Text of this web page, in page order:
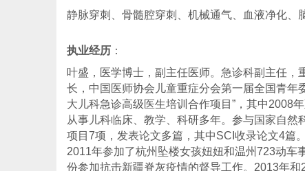
静脉穿刺、骨髓腔穿刺、机械通气、血液净化、
执业经历 ：
叶盛，医学博士，副主任医师。急诊科副主任
长，中国医师协会儿童重症分会第一届全国青年
大儿科急诊高级医生培训合作项目”，其中2008
从事儿科临床、教学、科研多年。参与国家自
项目7项，发表论文多篇，其中SCI收录论文4篇
2011年参加了杭州坠楼女孩妞妞和温州723动车
份参加抗击新疆脊灰疫情的督导工作。2013年